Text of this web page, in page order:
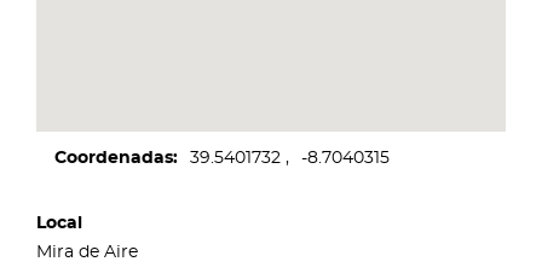
Coordenadas 39.5401732 -8.7040315
Local
Mira de Aire